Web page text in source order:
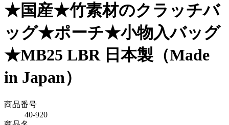
★国産★竹素材のクラッチバ
ッグ★ポーチ★小物入バッグ
★MB25 LBR 日本製（Made
in Japan）
商品番号
40-920